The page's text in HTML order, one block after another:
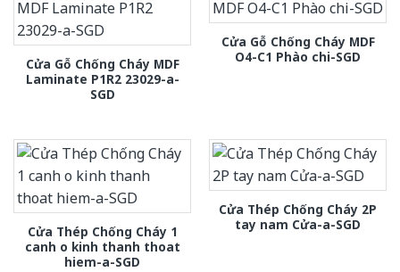
Cửa Gỗ Chống Cháy MDF
Laminate P1R2 23029-a-
SGD
Cửa Gỗ Chống Cháy MDF
O4-C1 Phào chi-SGD
Cửa Thép Chống Cháy 1
canh o kinh thanh thoat
hiem-a-SGD
Cửa Thép Chống Cháy 2P
tay nam Cửa-a-SGD